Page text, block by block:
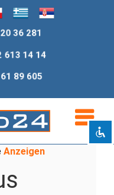
36 281
613 14 14
89 605
Anzeigen